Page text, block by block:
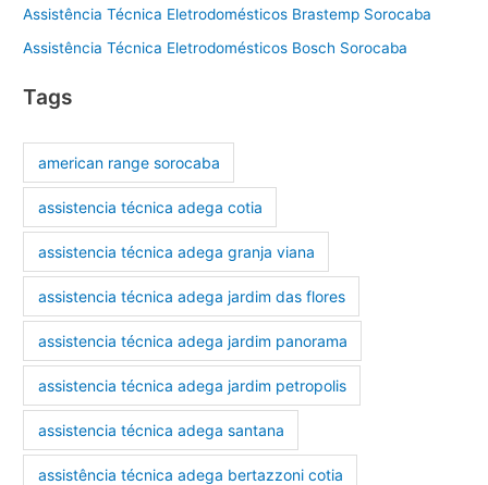
Assistência Técnica Eletrodomésticos Brastemp Sorocaba
Assistência Técnica Eletrodomésticos Bosch Sorocaba
Tags
american range sorocaba
assistencia técnica adega cotia
assistencia técnica adega granja viana
assistencia técnica adega jardim das flores
assistencia técnica adega jardim panorama
assistencia técnica adega jardim petropolis
assistencia técnica adega santana
assistência técnica adega bertazzoni cotia